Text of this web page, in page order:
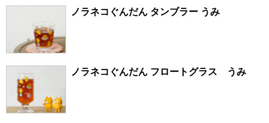
ノラネコぐんだん タンブラー うみ
ノラネコぐんだん フロートグラス うみ